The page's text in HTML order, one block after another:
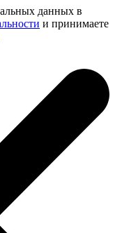
данных в
и принимаете